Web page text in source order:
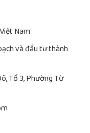
Nam
và đầu tư thành
Tổ 3, Phường Từ